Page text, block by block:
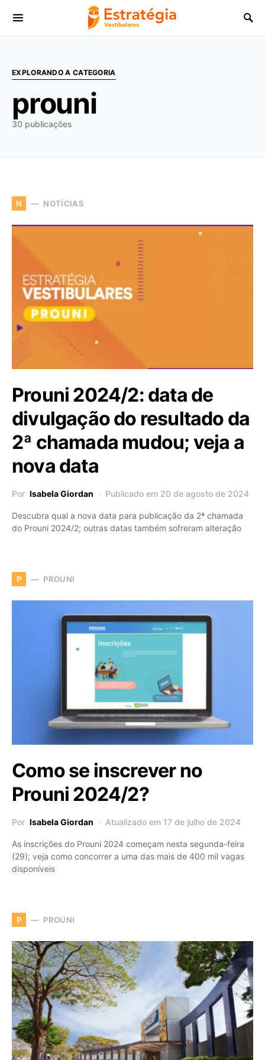
Procurar:
EXPLORANDO A CATEGORIA
prouni
30 publicações
N NOTÍCIAS
Prouni 2024/2: data de
divulgação do resultado da
2ª chamada mudou; veja a
nova data
Por Isabela Giordan Publicado em 20 de agosto de 2024
Descubra qual a nova data para publicação da 2ª chamada
do Prouni 2024/2; outras datas também sofreram alteração
P PROUNI
Como se inscrever no
Prouni 2024/2?
Por Isabela Giordan Atualizado em 17 de julho de 2024
As inscrições do Prouni 2024 começam nesta segunda-feira
(29); veja como concorrer a uma das mais de 400 mil vagas
disponíveis
P PROUNI